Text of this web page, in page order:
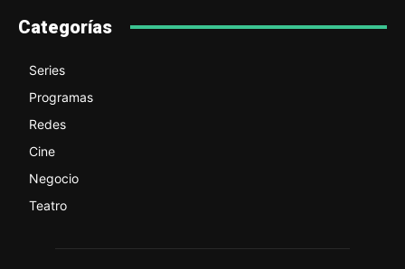
Categorías
Series
Programas
Redes
Cine
Negocio
Teatro